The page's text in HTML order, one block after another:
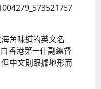
角味道的英文名
香港第一任副總督
中文則跟據地形而